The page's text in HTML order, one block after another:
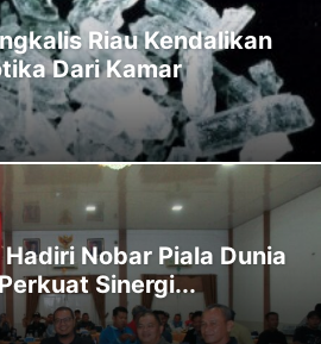
Riau Kendalikan
Dari Kamar
Nobar Piala Dunia
Sinergi...